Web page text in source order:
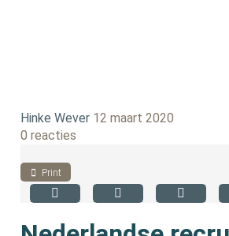
Hinke Wever 12 maart 2020
0 reacties
Print